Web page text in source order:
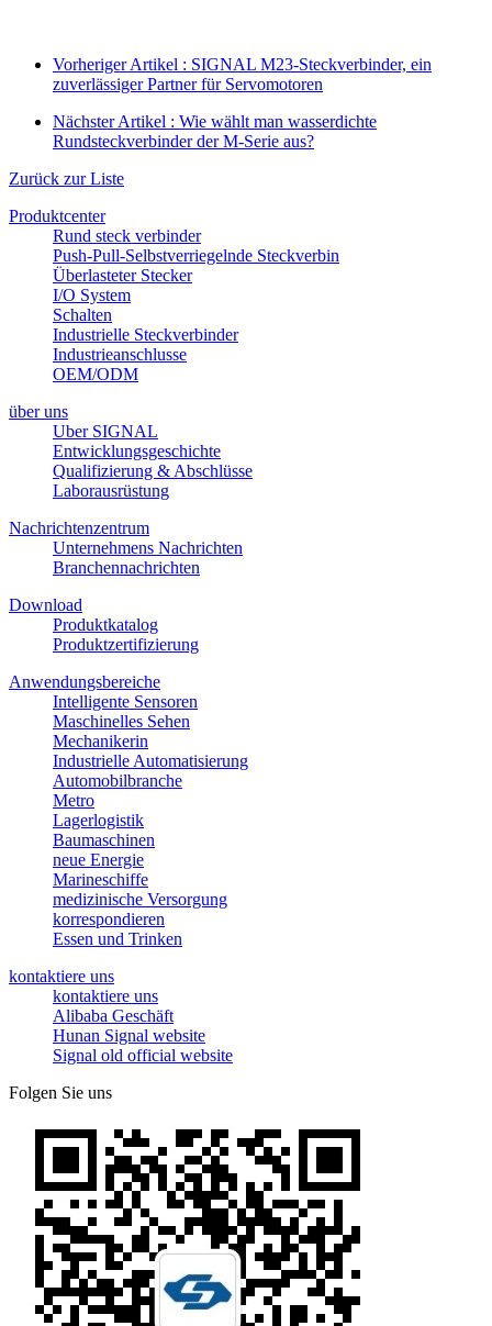
Vorheriger Artikel : SIGNAL M23-Steckverbinder, ein
zuverlässiger Partner für Servomotoren
Nächster Artikel : Wie wählt man wasserdichte
Rundsteckverbinder der M-Serie aus?
Zurück zur Liste
Produktcenter
Rund steck verbinder
Push-Pull-Selbstverriegelnde Steckverbin
Überlasteter Stecker
I/O System
Schalten
Industrielle Steckverbinder
Industrieanschlusse
OEM/ODM
über uns
Uber SIGNAL
Entwicklungsgeschichte
Qualifizierung & Abschlüsse
Laborausrüstung
Nachrichtenzentrum
Unternehmens Nachrichten
Branchennachrichten
Download
Produktkatalog
Produktzertifizierung
Anwendungsbereiche
Intelligente Sensoren
Maschinelles Sehen
Mechanikerin
Industrielle Automatisierung
Automobilbranche
Metro
Lagerlogistik
Baumaschinen
neue Energie
Marineschiffe
medizinische Versorgung
korrespondieren
Essen und Trinken
kontaktiere uns
kontaktiere uns
Alibaba Geschäft
Hunan Signal website
Signal old official website
Folgen Sie uns